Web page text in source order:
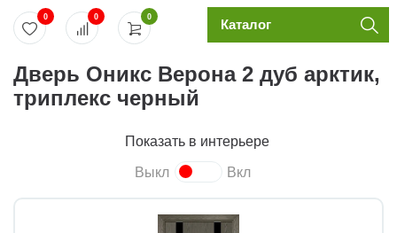
0
0 0 Каталог
Дверь Оникс Верона 2 дуб арктик,
триплекс черный
Показать в интерьере
Выкл Вкл